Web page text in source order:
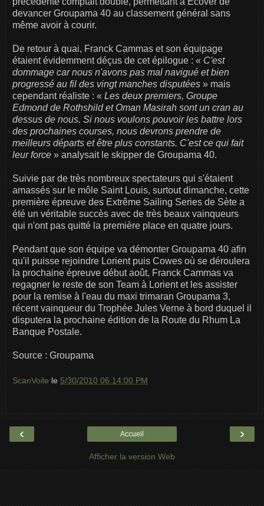
devancer Groupama 40 au classement général sans
même avoir à courir.
De retour à quai, Franck Cammas et son équipage
étaient évidemment déçus de cet épilogue : « C'est
dommage car nous n'avons pas mal navigué et bien
progressé au fil des vingt manches disputées » mais
cependant réaliste : « Les deux premiers, Groupe
Edmond de Rothshild et Oman Masirah sont un cran au
dessus de nous. Si nous voulons pouvoir les battre lors
des prochaines courses, nous devrons prendre de
meilleurs départs et être plus constants. C'est ce qui fait
leur force » analysait le skipper de Groupama 40.
Suivie par de très nombreux spectateurs qui s'étaient
amassés sur le môle Saint Louis, surtout dimanche, cette
première épreuve des Extrême Sailing Series de Sète a
été un véritable succès avec de très beaux vainqueurs
qui n'ont pas quitté la première place en quatre jours.
Pendant que son équipe va démonter Groupama 40 afin
qu'il puisse rejoindre Lorient puis Cowes où se déroulera
la prochaine épreuve début août, Franck Cammas va
regagner le reste de son Team à Lorient et les assister
pour la remise à l'eau du maxi trimaran Groupama 3,
récent vainqueur du Trophée Jules Verne à bord duquel il
disputera la prochaine édition de la Route du Rhum La
Banque Postale.
Source : Groupama
ScanVoile le 5/30/2010 06:14:00 PM
‹ ›
Accueil
Afficher la version Web